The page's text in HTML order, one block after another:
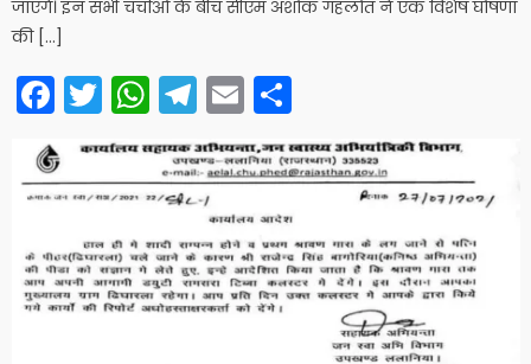
जाएंगे। इन सभी चर्चाओं के बीच सीएम अशोक गहलोत ने एक विशेष घोषणा
की […]
Facebook
Twitter
WhatsApp
Telegram
Email